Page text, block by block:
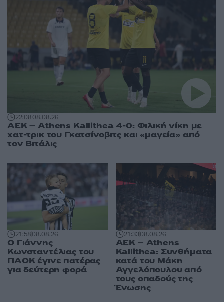
22:0808.08.26
ΑΕΚ – Athens Kallithea 4-0: Φιλική νίκη με
χατ-τρικ του Γκατσίνοβιτς και «μαγεία» από
τον Βιτάλις
21:5808.08.26
Ο Γιάννης
Κωνσταντέλιας του
ΠΑΟΚ έγινε πατέρας
για δεύτερη φορά
21:3308.08.26
ΑΕΚ – Athens
Kallithea: Συνθήματα
κατά του Μάκη
Αγγελόπουλου από
τους οπαδούς της
Ένωσης